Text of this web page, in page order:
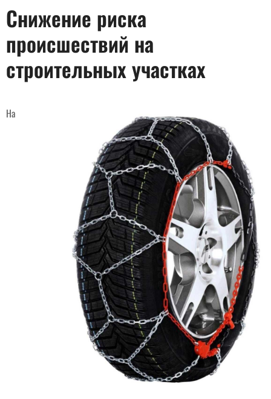
Снижение риска
происшествий на
строительных участках
На